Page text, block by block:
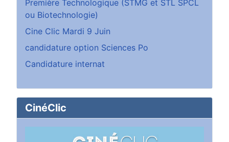
Première Technologique (STMG et STL SPCL
ou Biotechnologie)
Cine Clic Mardi 9 Juin
candidature option Sciences Po
Candidature internat
CinéClic